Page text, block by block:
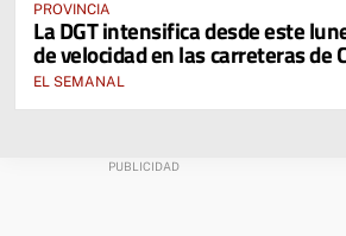
PROVINCIA
La DGT intensifica desde este
de velocidad en las carreteras de
EL SEMANAL